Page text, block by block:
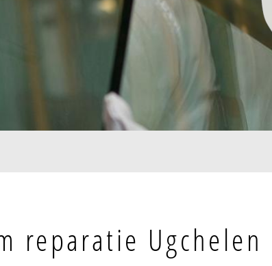
reparatie Ugchelen